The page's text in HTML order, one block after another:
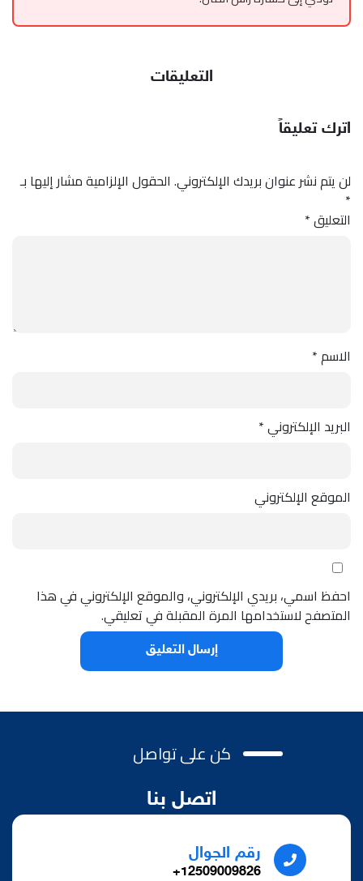
التعليقات
اترك تعليقاً
لن يتم نشر عنوان بريدك الإلكتروني. الحقول الإلزامية مشار إليها بـ
*
التعليق*
الاسم*
البريد الإلكتروني*
الموقع الإلكتروني
احفظ اسمي، بريدي الإلكتروني، والموقع الإلكتروني في هذا
المتصفح لاستخدامها المرة المقبلة في تعليقي.
كن على تواصل
اتصل بنا
رقم الجوال
12509009826+